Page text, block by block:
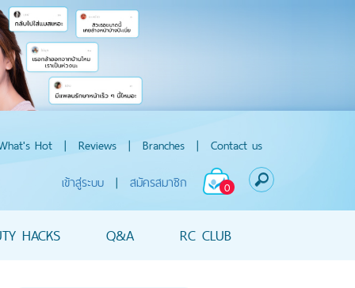
Hot | Reviews | Branches | Contact us
0
เข้าสู่ระบบ | สมัครสมาชิก
HACKS Q&A RC CLUB